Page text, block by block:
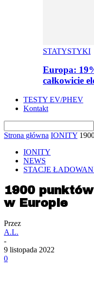
STATYSTYKI
Europa:
całkowicie
TESTY EV/PHEV
Kontakt
Strona główna IONITY
IONITY
NEWS
STACJE
1900
w Europie
Przez
A.L.
-
9 listopada 2022
0